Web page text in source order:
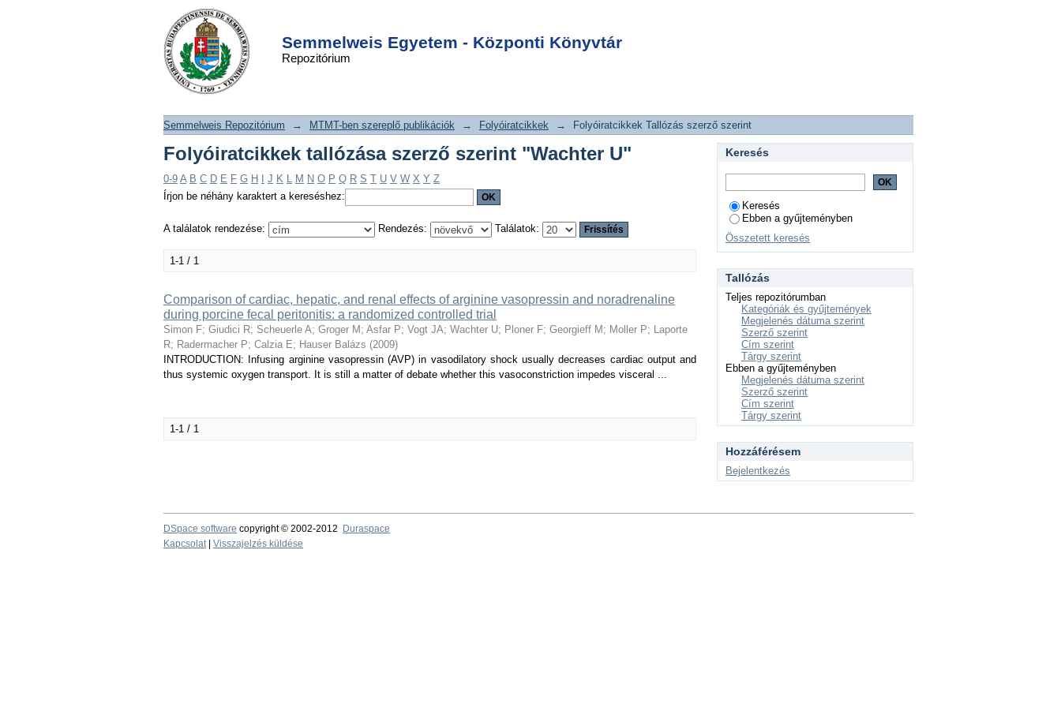
Semmelweis Egyetem - Központi Könyvtár
Repozitórium
Folyóiratcikkek tallózása szerző
szerint "Wachter U"
DSpace/Manakin Repository
Semmelweis Repozitórium → MTMT-ben szereplő publikációk → Folyóiratcikkek → Folyóiratcikkek Tallózás szerző szerint
Folyóiratcikkek tallózása szerző szerint "Wachter U"
0-9 A B C D E F G H J K L M N O P Q R S T U V W X Y Z
Írjon be néhány karaktert a kereséshez:
A találatok rendezése: Rendezés: Találatok:
1-1 / 1
Comparison of cardiac, hepatic, and renal effects of arginine vasopressin and noradrenaline
during porcine fecal peritonitis: a randomized controlled trial
Simon F; Giudici R; Scheuerle A; Groger M ; Asfar P; Vogt JA; Wachter U; Ploner F; Georgieff M ; Moller P; Laporte
R; Radermacher P; Calzia E; Hauser Balázs (2009)
INTRODUCTION: Infusing arginine vasopressin (AVP) in vasodilatory shock usually decreases cardiac output and
thus systemic oxygen transport. It is still a matter of debate whether this vasoconstriction impedes visceral ...
1-1 / 1
Keresés
Keresés
Ebben a gyűjteményben
Összetett keresés
Tallózás
Teljes repozitórumban
Kategóriák és gyűjtemények
Megjelenés dátuma szerint
Szerző szerint
Cím szerint
Tárgy szerint
Ebben a gyűjteményben
Megjelenés dátuma szerint
Szerző szerint
Cím szerint
Tárgy szerint
Hozzáférésem
Bejelentkezés
DSpace software copyright © 2002-2012
Duraspace
Kapcsolat| Visszajelzés küldése